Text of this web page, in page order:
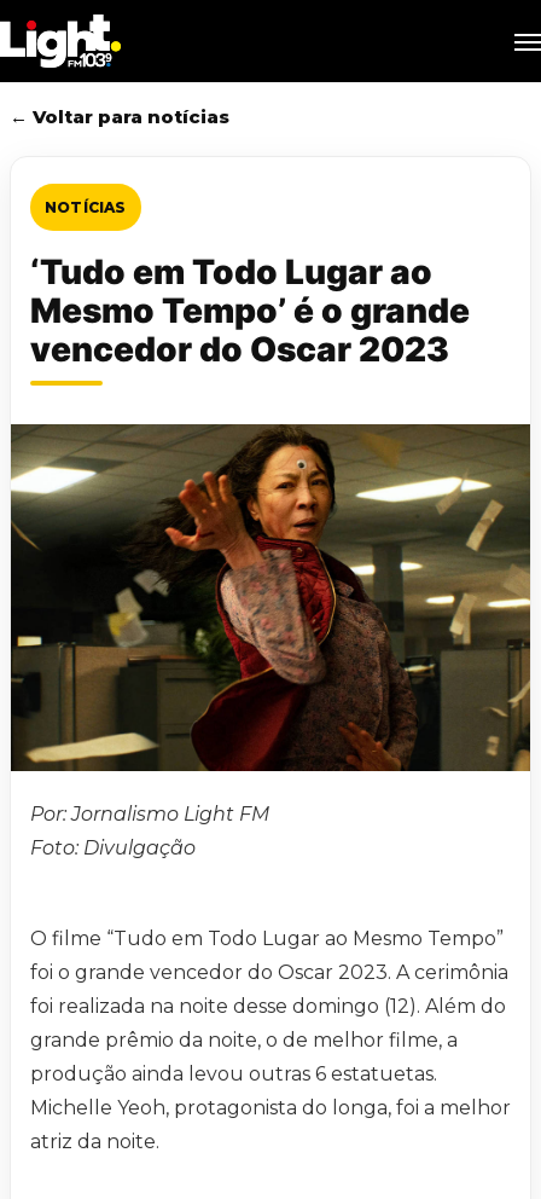
to
main
content
← Voltar para notícias
NOTÍCIAS
‘Tudo em Todo Lugar ao
Mesmo Tempo’ é o grande
vencedor do Oscar 2023
Por: Jornalismo Light FM
Foto: Divulgação
O filme “Tudo em Todo Lugar ao Mesmo Tempo”
foi o grande vencedor do Oscar 2023. A cerimônia
foi realizada na noite desse domingo (12). Além do
grande prêmio da noite, o de melhor filme, a
produção ainda levou outras 6 estatuetas.
Michelle Yeoh, protagonista do longa, foi a melhor
atriz da noite.